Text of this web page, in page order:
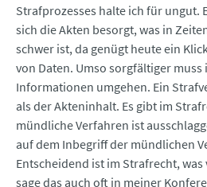
Strafprozesses halte ich für ungut.
sich die Akten besorgt, was in
schwer ist, da genügt heute ein
von Daten. Umso sorgfältiger muss
Informationen umgehen. Ein
als der Akteninhalt. Es gibt im
mündliche Verfahren ist
auf dem Inbegriff der mündlichen
Entscheidend ist im Strafrecht,
sage das auch oft in meiner